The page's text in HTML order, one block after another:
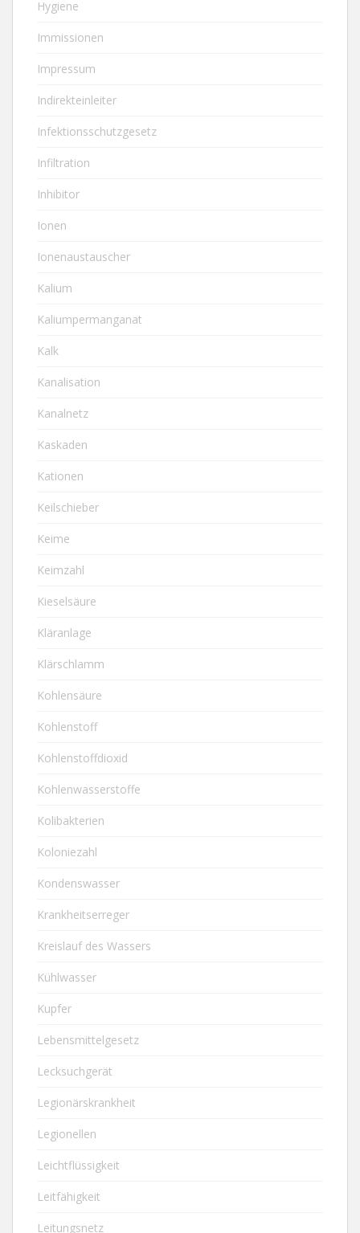
Hygiene
Immissionen
Impressum
Indirekteinleiter
Infektionsschutzgesetz
Infiltration
Inhibitor
Ionen
Ionenaustauscher
Kalium
Kaliumpermanganat
Kalk
Kanalisation
Kanalnetz
Kaskaden
Kationen
Keilschieber
Keime
Keimzahl
Kieselsäure
Kläranlage
Klärschlamm
Kohlensäure
Kohlenstoff
Kohlenstoffdioxid
Kohlenwasserstoffe
Kolibakterien
Koloniezahl
Kondenswasser
Krankheitserreger
Kreislauf des Wassers
Kühlwasser
Kupfer
Lebensmittelgesetz
Lecksuchgerät
Legionärskrankheit
Legionellen
Leichtflüssigkeit
Leitfähigkeit
Leitungsnetz